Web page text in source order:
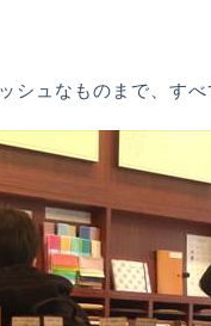
ュなものまで、すべ